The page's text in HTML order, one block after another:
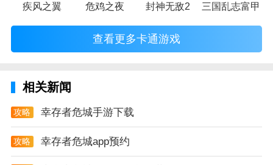
疾风之翼 危鸡之夜 封神无敌2 三国乱志富甲天
查看更多卡通游戏
相关新闻
攻略 幸存者危城手游下载
攻略 幸存者危城app预约